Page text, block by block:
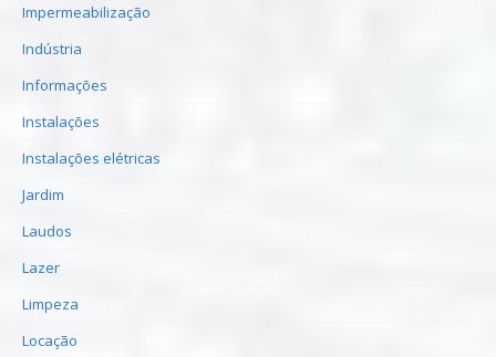
Impermeabilização
Indústria
Informações
Instalações
Instalações elétricas
Jardim
Laudos
Lazer
Limpeza
Locação